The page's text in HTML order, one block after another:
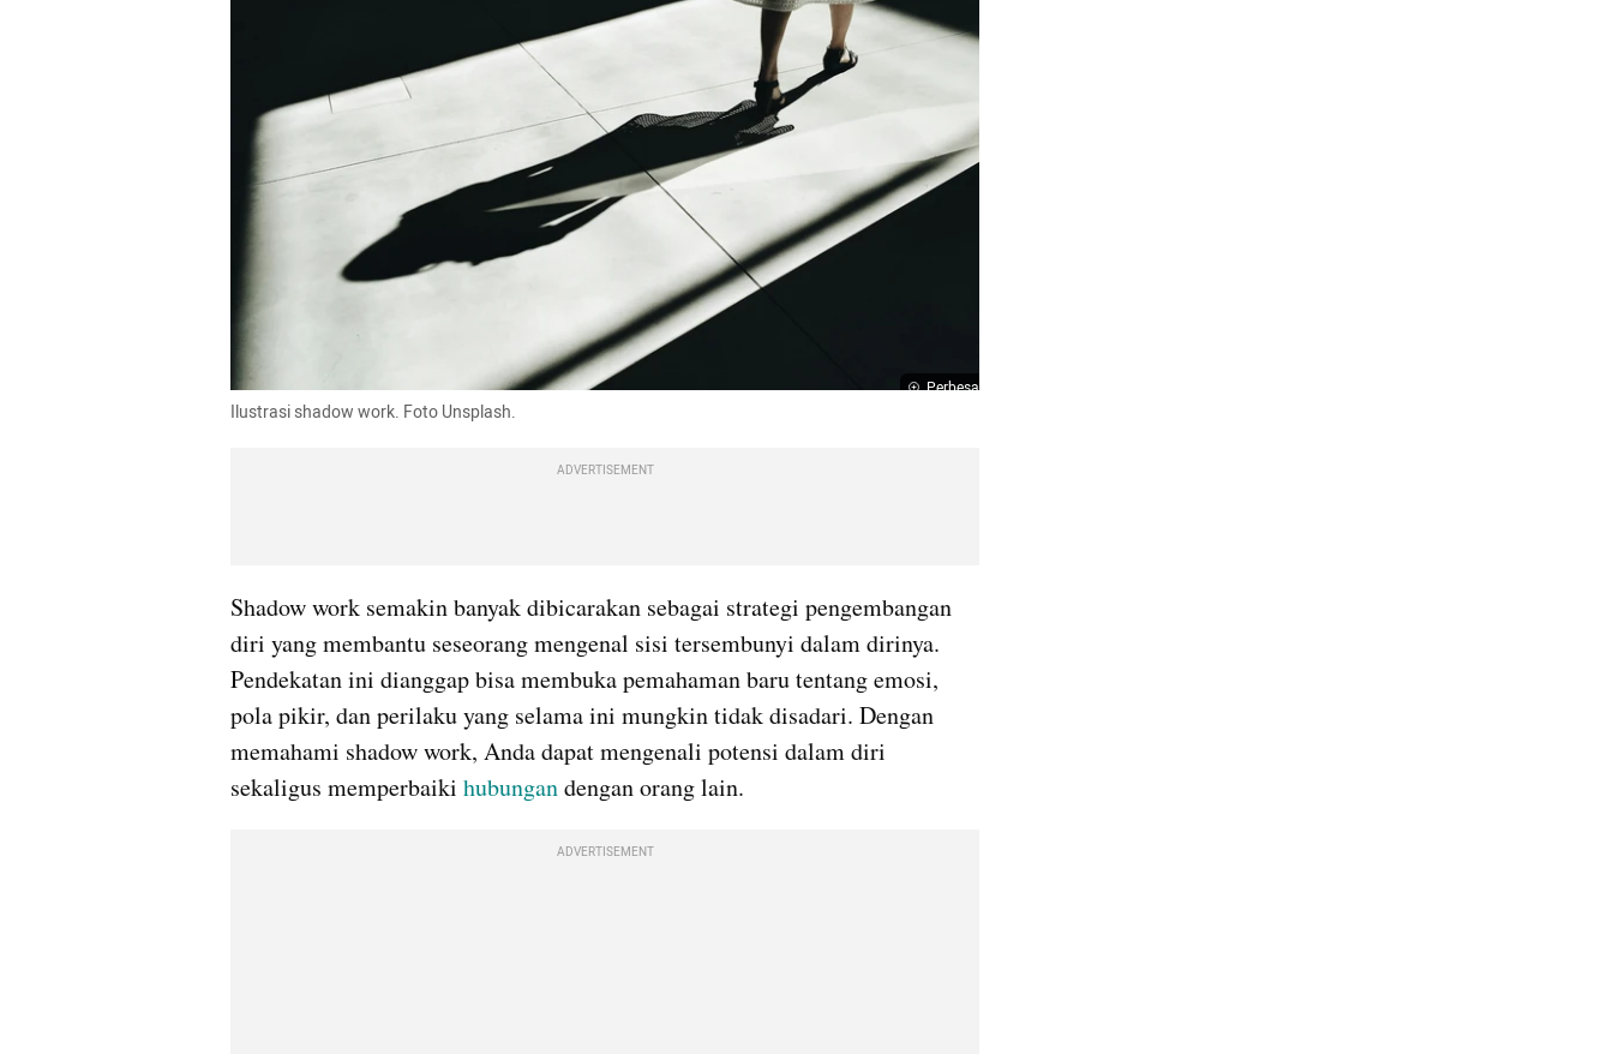
Perbesar
Ilustrasi shadow work. Foto Unsplash.
ADVERTISEMENT
Shadow work semakin banyak dibicarakan sebagai strategi pengembangan
diri yang membantu seseorang mengenal sisi tersembunyi dalam dirinya.
Pendekatan ini dianggap bisa membuka pemahaman baru tentang emosi,
pola pikir, dan perilaku yang selama ini mungkin tidak disadari. Dengan
memahami shadow work, Anda dapat mengenali potensi dalam diri
sekaligus memperbaiki hubungan dengan orang lain.
ADVERTISEMENT